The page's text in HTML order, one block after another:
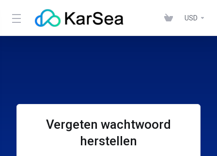
USD
Vergeten wachtwoord
herstellen